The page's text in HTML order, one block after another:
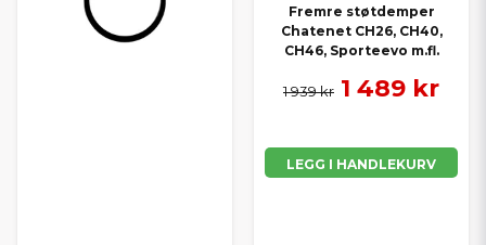
Fremre støtdemper
Chatenet CH26, CH40,
CH46, Sporteevo m.fl.
1 939 kr 1 489 kr
LEGG I HANDLEKURV